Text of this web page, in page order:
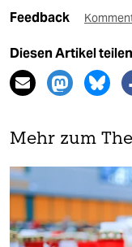
Feedback
Diesen Artikel teilen
Mehr zum